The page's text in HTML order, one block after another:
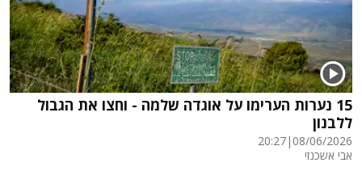
15 נערות הערימו על אוגדה שלמה - וחצו את הגבול
ללבנון
08/06/2026
|
20:27
אבי אשכנזי